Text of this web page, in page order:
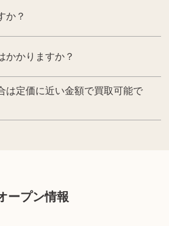
か？
かかりますか？
は定価に近い金額で買取可能で
ープン情報